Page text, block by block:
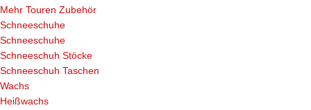
Mehr Touren Zubehör
Schneeschuhe
Schneeschuhe
Schneeschuh Stöcke
Schneeschuh Taschen
Wachs
Heißwachs